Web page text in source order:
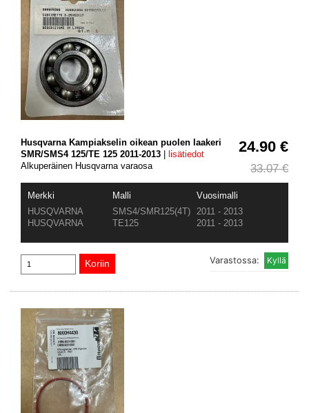
24.90 €
33.07 €
Husqvarna Kampiakselin oikean puolen laakeri
SMR/SMS4 125/TE 125 2011-2013
lisätiedot
Alkuperäinen Husqvarna varaosa
Merkki Malli
Vuosimalli
HUSQVARNA
SMS4/SMR125(4T)
2011 - 2013
HUSQVARNA
TE125 2011 - 2013
Varastossa: